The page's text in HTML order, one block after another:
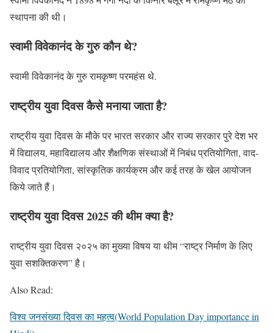
स्थापना की थी।
स्वामी विवेकानंद के गुरु कौन थे?
स्वामी विवेकानंद के गुरु रामकृष्ण परमहंस थे.
राष्ट्रीय युवा दिवस कैसे मनाया जाता है?
राष्ट्रीय युवा दिवस के मौके पर भारत सरकार और राज्य सरकार पुरे देश भर
में विद्यालय, महाविद्यालय और शैक्षणिक संस्थाओं में निबंध प्रतियोगिता, वाद-
विवाद प्रतियोगिता, सांस्कृतिक कार्यक्रम और कई तरह के खेल आयोजन
किये जाते हैं।
राष्ट्रीय युवा दिवस 2025 की थीम क्या है?
राष्ट्रीय युवा दिवस २०२५ का मुख्या विषय या थीम “राष्ट्र निर्माण के लिए
युवा सशक्तिकरण” है।
Also Read:
विश्व जनसंख्या दिवस का महत्व(World Population Day importance in